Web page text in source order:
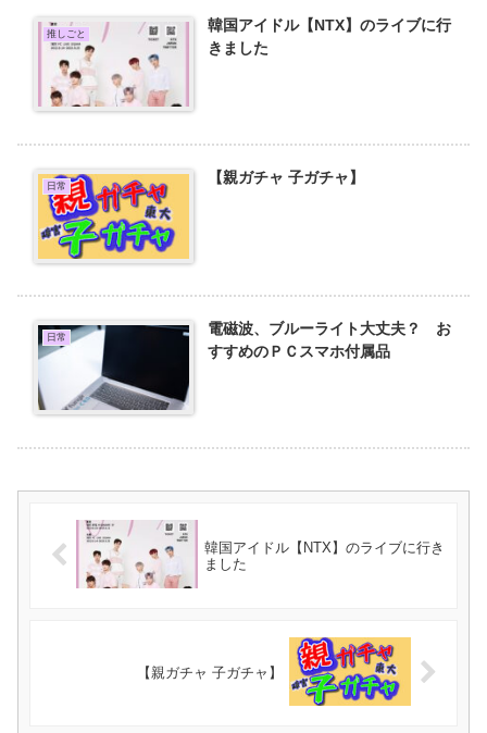
推しごと
韓国アイドル【NTX】のライブに行
きました
日常 【親ガチャ 子ガチャ】
日常
電磁波、ブルーライト大丈夫？ お
すすめのＰＣスマホ付属品
韓国アイドル【NTX】のライブに行き
ました
【親ガチャ 子ガチャ】